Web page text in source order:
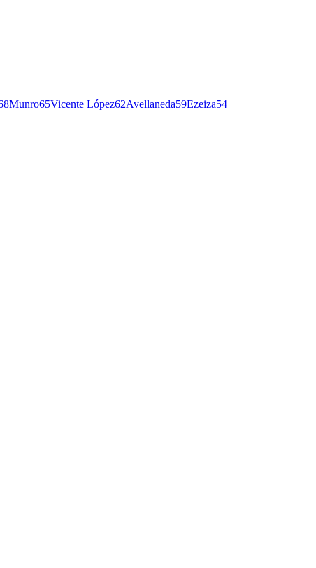
Munro65Vicente López62Avellaneda59Ezeiza54